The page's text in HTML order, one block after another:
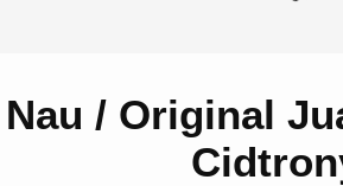
Nau / Original